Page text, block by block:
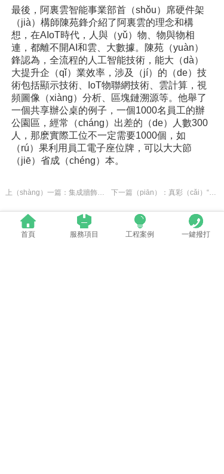
最後，阿裏雲智能事業部首（shǒu）席硬件架
（jià）構師陳苑鋒介紹了阿裏雲的理念和構
想，在AIoT時代，人與（yǔ）物、物與物相
連，都離不開AI和雲、大數據。陳苑（yuàn）
鋒認為，全流程的人工智能技術，能大（dà）
大提升企（qǐ）業效率，涉及（jí）的（de）技
術包括顯示技術、IoT物聯網技術、雲計算，視
頻圖像（xiàng）分析、區塊鏈溯源等。他舉了
一個共享辦公桌的例子，一個1000名員工的辦
公園區，經常（cháng）出差的（de）人數300
人，那麽實際工位不一定需要1000個，如
（rú）果利用員工電子座位牌，可以大大節
（jiē）省成（chéng）本。
上（shàng）一篇：集成牆飾（shì）十大品牌推薦 口碑（bēi）較好的集成吊頂有哪些 下一篇（piān）：真彩（cǎi）“置”上 4款集成吊頂讓（ràng）家（jiā）居更出彩
相關（guān）新聞
首頁 服務項目 工程案例 一鍵撥打